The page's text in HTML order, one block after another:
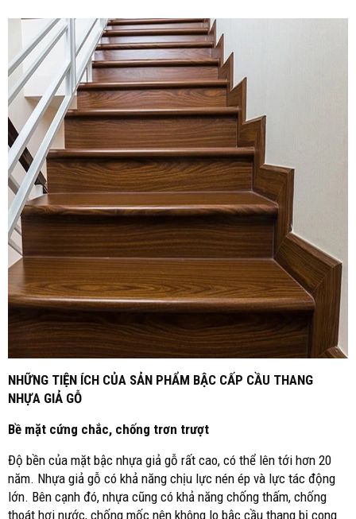
NHỮNG TIỆN ÍCH CỦA SẢN PHẨM BẬC CẤP CẦU THANG
NHỰA GIẢ GỖ
Bề mặt cứng chắc, chống trơn trượt
Độ bền của mặt bậc nhựa giả gỗ rất cao, có thể lên tới hơn 20
năm. Nhựa giả gỗ có khả năng chịu lực nén ép và lực tác động
lớn. Bên cạnh đó, nhựa cũng có khả năng chống thấm, chống
thoát hơi nước, chống mốc nên không lo bậc cầu thang bị cong